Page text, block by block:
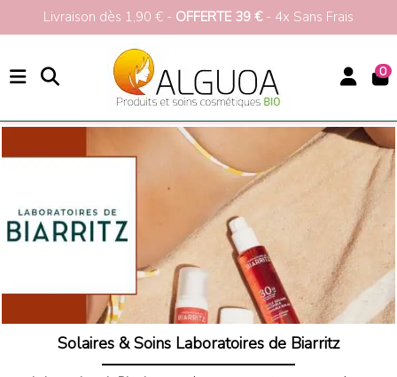
Livraison dès 1,90 € - OFFERTE 39 €- 4x Sans Frais
0
Laboratoires de Biarritz
Crèmes Solaires Laboratoires de Biarritz
Solaires & Soins Laboratoires de Biarritz